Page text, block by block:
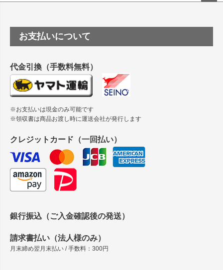
塩ビのロール紙で離型紙が透明の商品はありますか
つや消し半透明ラベルのロールタイプはありますか？
縦420mm×横650mmの包装紙に適した紙はありますか？
ップ
お支払いについて
代金引換（手数料無料）
※お支払いは現金のみ可能です
※領収書は商品お渡し時に運送会社が発行します
クレジットカード（一回払い）
銀行振込（ご入金確認後の発送）
請求書払い（法人様のみ）
月末締め翌月末払い / 手数料：300円